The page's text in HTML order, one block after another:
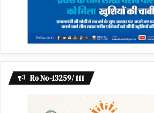
Ro No-13259/ 111